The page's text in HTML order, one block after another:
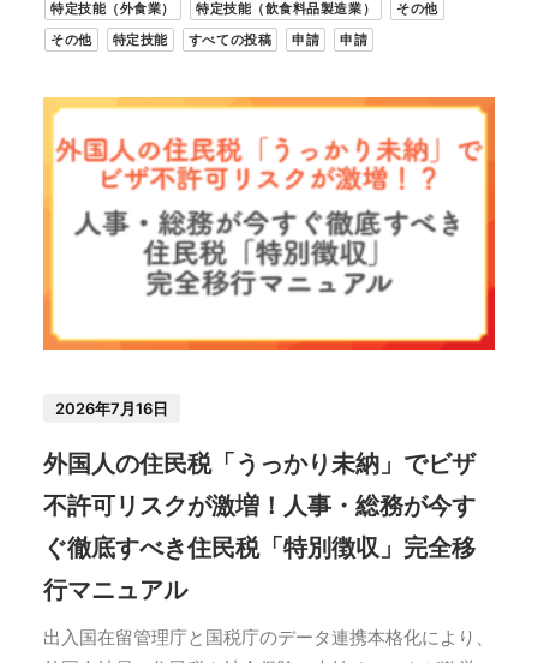
特定技能（外食業） 特定技能（飲食料品製造業）
その他
その他
特定技能 すべての投稿 申請 申請
2026年7月16日
外国人の住民税「うっかり未納」でビザ
不許可リスクが激増！人事・総務が今す
ぐ徹底すべき住民税「特別徴収」完全移
行マニュアル
出入国在留管理庁と国税庁のデータ連携本格化により、